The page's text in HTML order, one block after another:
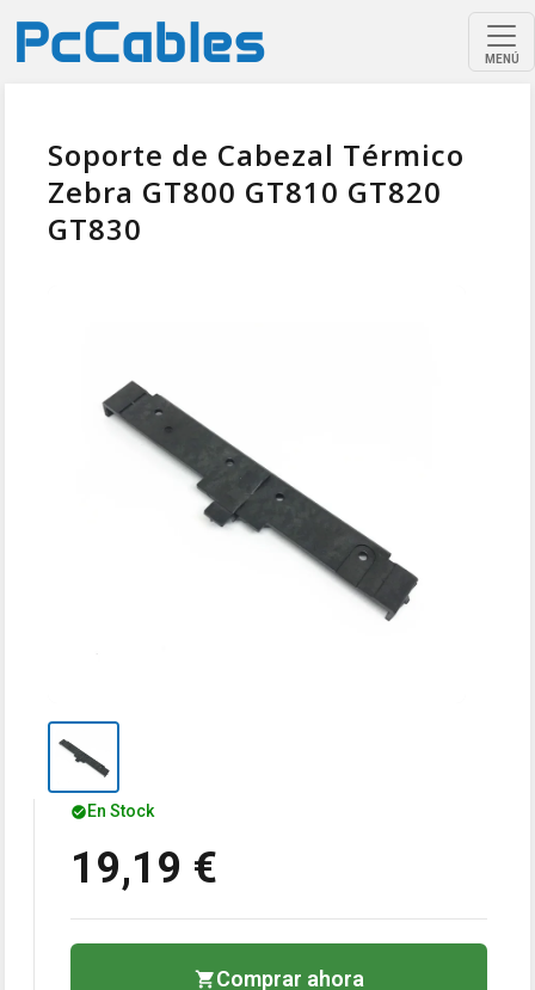
MENÚ
Soporte de Cabezal Térmico
Zebra GT800 GT810 GT820
GT830
En Stock
19,19 €
Comprar ahora